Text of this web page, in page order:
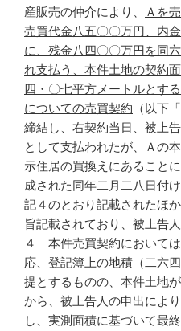
産販売の仲介により、
Ａを
売買代金八五〇〇万円、内
に、残金八四〇〇万円を同
れ支払う、本件土地の契約
四・〇七平方メートルとす
についての売買契約 （以下
締結し、右契約当日、被上
として支払われたが、Ａの
示住居の買換えにあること
成された同年二月二八日付
記４のとおり記載されたほ
旨記載されており、被上告
４ 本件売買契約において
応、登記簿上の地積（二六
提とするものの、本件土地
から、被上告人の申出によ
し、実測面積に基づいて最